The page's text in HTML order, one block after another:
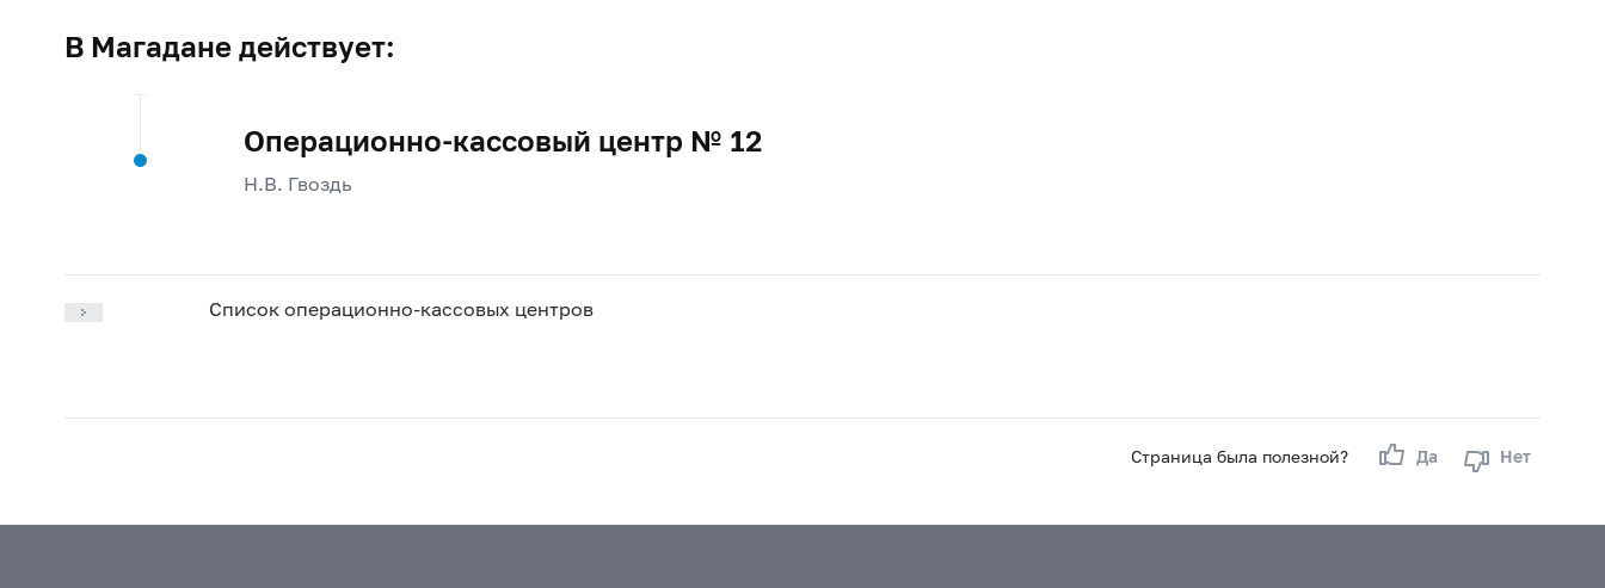
В Магадане действует:
Операционно-кассовый центр № 12
Н.В. Гвоздь
Список операционно-кассовых центров
Страница была полезной? Да Нет